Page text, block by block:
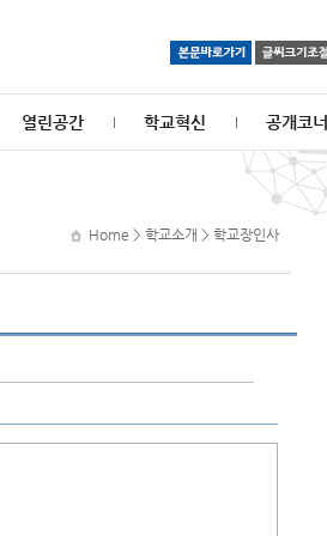
열린공간 학교혁신 공개코너
Home > 학교소개 > 학교장인사